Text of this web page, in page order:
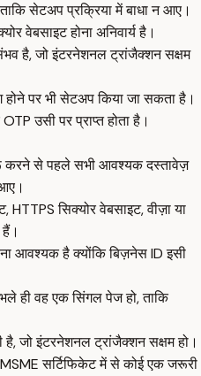
सेटअप प्रक्रिया में बाधा न आए।
वेबसाइट होना अनिवार्य है।
है, जो इंटरनेशनल ट्रांजैक्शन सक्षम
पर भी सेटअप किया जा सकता है।
उसी पर प्राप्त होता है।
से पहले सभी आवश्यक दस्तावेज़
सिक्योर वेबसाइट, वीज़ा या
आवश्यक है क्योंकि बिज़नेस ID इसी
भले ही वह एक सिंगल पेज हो, ताकि
है, जो इंटरनेशनल ट्रांजैक्शन सक्षम हो।
सर्टिफिकेट में से कोई एक जरूरी